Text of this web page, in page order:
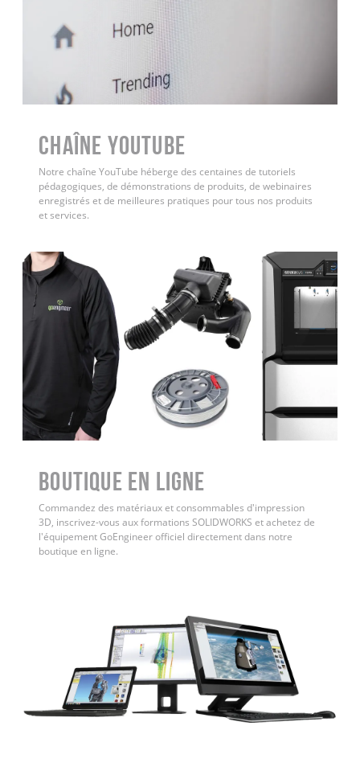
Chaîne YouTube
Notre chaîne YouTube héberge des centaines de tutoriels
pédagogiques, de démonstrations de produits, de webinaires
enregistrés et de meilleures pratiques pour tous nos produits
et services.
Boutique en ligne
Commandez des matériaux et consommables d'impression
3D, inscrivez-vous aux formations SOLIDWORKS et achetez de
l'équipement GoEngineer officiel directement dans notre
boutique en ligne.